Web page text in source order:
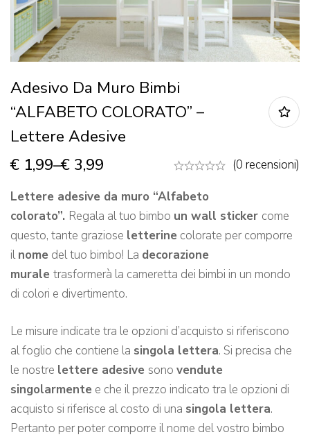
Adesivo Da Muro Bimbi
“ALFABETO COLORATO” –
Lettere Adesive
€ 1,99–€ 3,99
(0 recensioni)
Lettere adesive da muro “Alfabeto
colorato”. Regala al tuo bimbo un wall sticker come
questo, tante graziose letterine colorate per comporre
ilnome del tuo bimbo! La decorazione
murale trasformerà la cameretta dei bimbi in un mondo
di colori e divertimento.
Le misure indicate tra le opzioni d’acquisto si riferiscono
al foglio che contiene la singola lettera. Si precisa che
le nostre lettere adesive sono vendute
singolarmente e che il prezzo indicato tra le opzioni di
acquisto si riferisce al costo di una singola lettera.
Pertanto per poter comporre il nome del vostro bimbo